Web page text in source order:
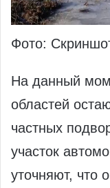
Фото:
На данный
областей
частных
участок
уточняют, что